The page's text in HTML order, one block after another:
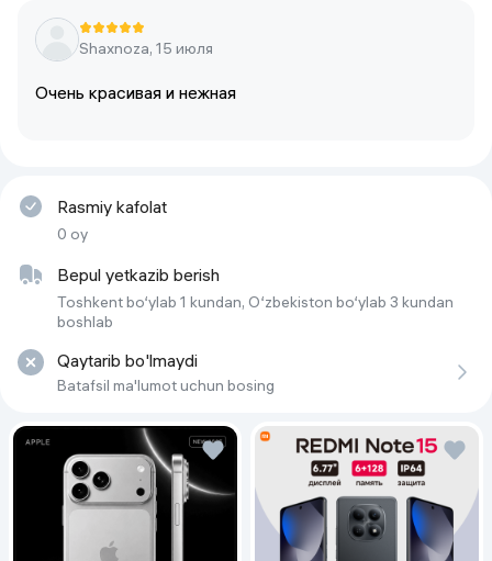
Shaxnoza, 15 июля
Очень красивая и нежная
Rasmiy kafolat
0 oy
Bepul yetkazib berish
Toshkent bo‘ylab 1 kundan, O‘zbekiston bo‘ylab 3 kundan
boshlab
Qaytarib bo'lmaydi
Batafsil ma'lumot uchun bosing